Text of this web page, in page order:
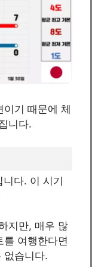
기 때문에 체
니다.
니다. 이 시기
지만, 매우 많
여행한다면
없습니다.